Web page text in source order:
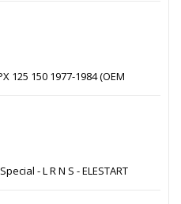
125 150 1977-1984 (OEM
- L R N S - ELESTART